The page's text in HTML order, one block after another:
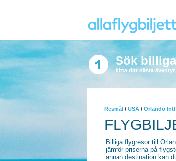
Sök
hitta ditt nästa äventyr
Resmål / USA / Orlando Intl
Billiga flygresor till
jämför priserna på
annan destination kan